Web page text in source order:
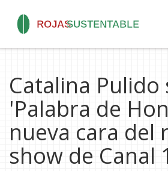
Catalina Pulido
'Palabra de
nueva cara del
show de Canal